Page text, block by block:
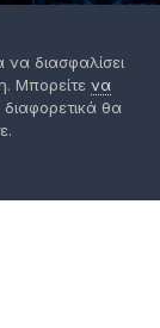
να διασφαλίσει
Μπορείτε να
διαφορετικά θα